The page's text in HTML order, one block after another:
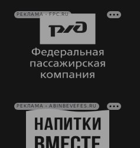
РЕКЛАМА • FPC.RU
РЕКЛАМА • ABINBEVEFES.RU